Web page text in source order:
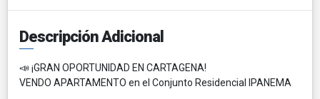
Descripción Adicional
📣 ¡GRAN OPORTUNIDAD EN CARTAGENA!
VENDO APARTAMENTO en el Conjunto Residencial IPANEMA